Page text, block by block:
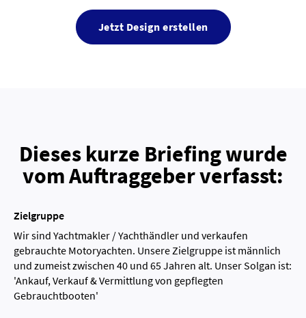
Jetzt Design erstellen
Dieses kurze Briefing wurde
vom Auftraggeber verfasst:
Zielgruppe
Wir sind Yachtmakler / Yachthändler und verkaufen
gebrauchte Motoryachten. Unsere Zielgruppe ist männlich
und zumeist zwischen 40 und 65 Jahren alt. Unser Solgan ist:
'Ankauf, Verkauf & Vermittlung von gepflegten
Gebrauchtbooten'